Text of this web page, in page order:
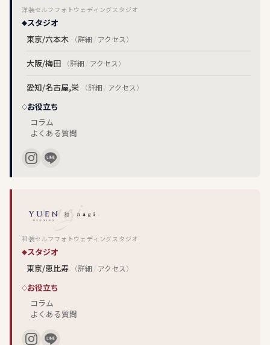
洋装セルフフォトウェディングスタジオ
スタジオ
東京/六本木
（詳細 / アクセス）
大阪/梅田 （詳細 / アクセス）
愛知/名古屋,栄 （詳細 / アクセス）
お役立ち
コラム
よくある質問
和装セルフフォトウェディングスタジオ
スタジオ
東京/恵比寿
（詳細 / アクセス）
お役立ち
コラム
よくある質問